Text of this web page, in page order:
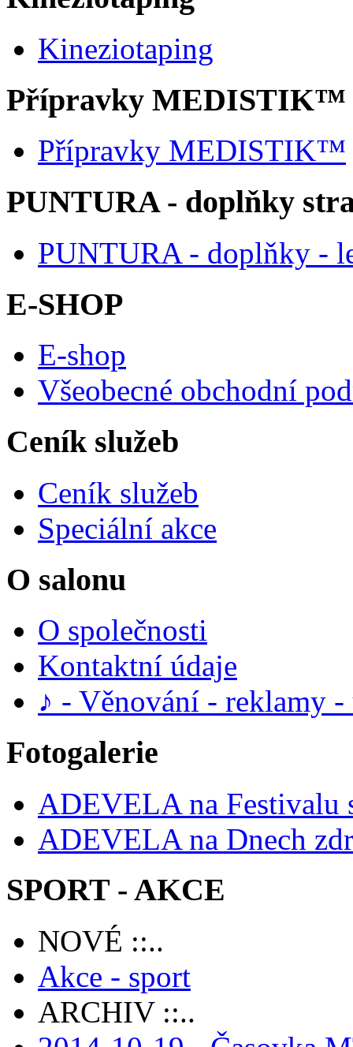
Kineziotaping
Přípravky MEDISTIK™
Přípravky MEDISTIK™
PUNTURA - doplňky
PUNTURA - doplňky -
E-SHOP
E-shop
Všeobecné obchodní
Ceník služeb
Ceník služeb
Speciální akce
O salonu
O společnosti
Kontaktní údaje
♪ - Věnování - reklamy
Fotogalerie
ADEVELA na Festivalu
ADEVELA na Dnech
SPORT - AKCE
NOVÉ ::..
Akce - sport
ARCHIV ::..